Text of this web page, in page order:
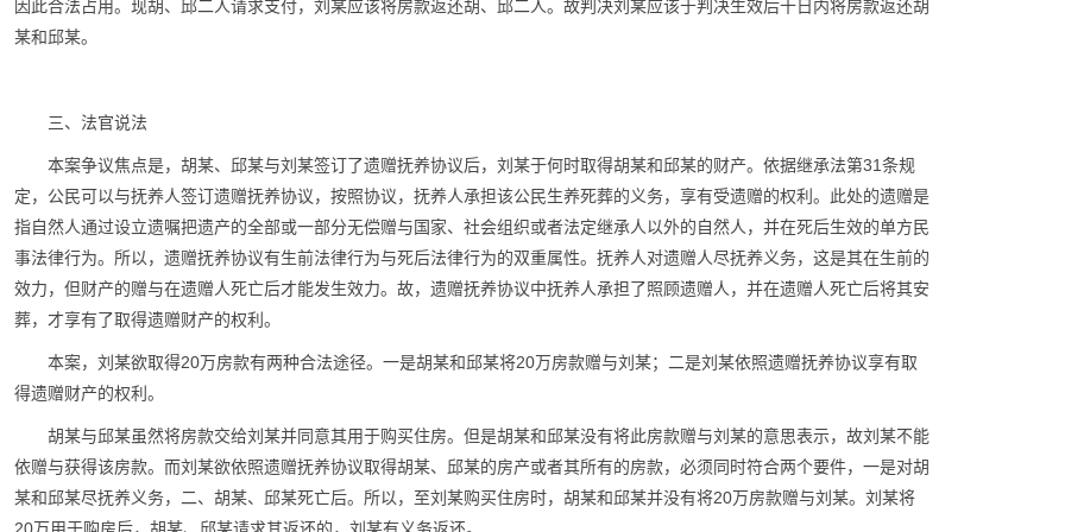
因此合法占用。现胡、邱二人请求支付，刘某应该将房款返还胡、邱二人。故判决刘某应该于判决生效后十日内将房款返还胡
某和邱某。
三、法官说法
本案争议焦点是，胡某、邱某与刘某签订了遗赠抚养协议后，刘某于何时取得胡某和邱某的财产。依据继承法第31条规
定，公民可以与抚养人签订遗赠抚养协议，按照协议，抚养人承担该公民生养死葬的义务，享有受遗赠的权利。此处的遗赠是
指自然人通过设立遗嘱把遗产的全部或一部分无偿赠与国家、社会组织或者法定继承人以外的自然人，并在死后生效的单方民
事法律行为。所以，遗赠抚养协议有生前法律行为与死后法律行为的双重属性。抚养人对遗赠人尽抚养义务，这是其在生前的
效力，但财产的赠与在遗赠人死亡后才能发生效力。故，遗赠抚养协议中抚养人承担了照顾遗赠人，并在遗赠人死亡后将其安
葬，才享有了取得遗赠财产的权利。
本案，刘某欲取得20万房款有两种合法途径。一是胡某和邱某将20万房款赠与刘某；二是刘某依照遗赠抚养协议享有取
得遗赠财产的权利。
胡某与邱某虽然将房款交给刘某并同意其用于购买住房。但是胡某和邱某没有将此房款赠与刘某的意思表示，故刘某不能
依赠与获得该房款。而刘某欲依照遗赠抚养协议取得胡某、邱某的房产或者其所有的房款，必须同时符合两个要件，一是对胡
某和邱某尽抚养义务，二、胡某、邱某死亡后。所以，至刘某购买住房时，胡某和邱某并没有将20万房款赠与刘某。刘某将